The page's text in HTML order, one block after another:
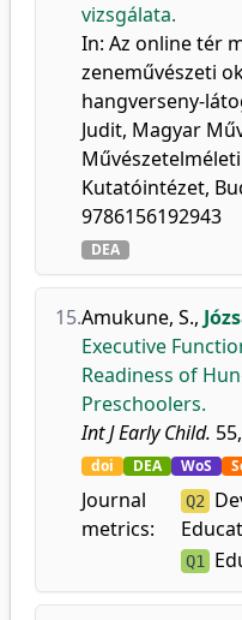
vizsgálata.
In: Az online tér
zeneművészeti
hangverseny-
Judit, Magyar
Kutatóintézet,
9786156192943
DEA
15.Amukune, S.,
Executive
Readiness of
Preschoolers.
Int J Early Child.
doi DEA WoS
Journal
metrics:
Q2
Q1